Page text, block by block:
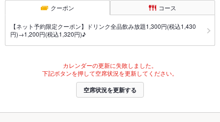
クーポン コース
【ネット予約限定クーポン】ドリンク全品飲み放題1,300円(税込1,430
円)→1,200円(税込1,320円)♪
カレンダーの更新に失敗しました。
下記ボタンを押して空席状況を更新してください。
空席状況を更新する